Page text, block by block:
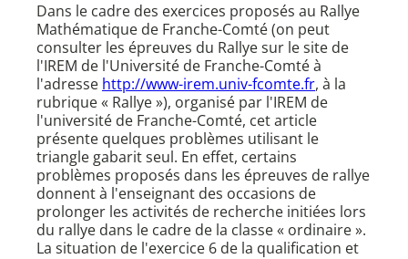
Dans le cadre des exercices proposés au Rallye
Mathématique de Franche-Comté (on peut
consulter les épreuves du Rallye sur le site de
l'IREM de l'Université de Franche-Comté à
l'adresse http://www-irem.univ-fcomte.fr, à la
rubrique « Rallye »), organisé par l'IREM de
l'université de Franche-Comté, cet article
présente quelques problèmes utilisant le
triangle gabarit seul. En effet, certains
problèmes proposés dans les épreuves de rallye
donnent à l'enseignant des occasions de
prolonger les activités de recherche initiées lors
du rallye dans le cadre de la classe « ordinaire ».
La situation de l'exercice 6 de la qualification et